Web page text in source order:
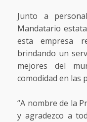
Junto a
Mandatario
esta empresa
brindando un
mejores del
comodidad en las
“A nombre de la
y agradezco a